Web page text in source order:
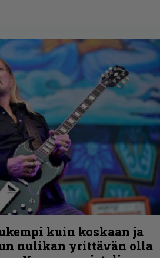
kuin koskaan ja
nulikan yrittävän olla